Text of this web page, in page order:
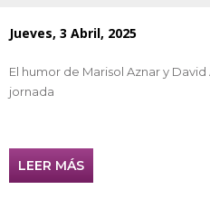
Jueves, 3 Abril, 2025
El humor de Marisol Aznar y
jornada
LEER MÁS